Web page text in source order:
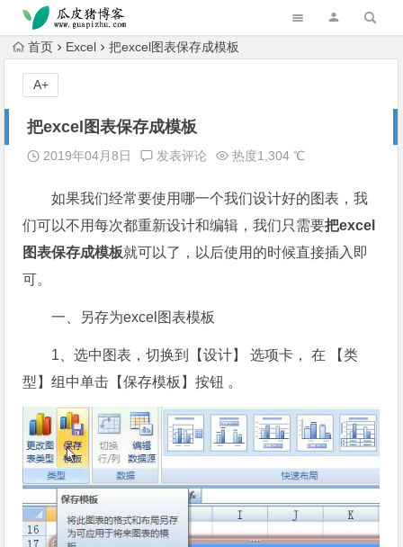
跳转到主内容
首页 Excel 把excel图表保存成模板
把excel图表保存成模板
2019年04月8日 发表评论 热度1,304 ℃
如果我们经常要使用哪一个我们设计好的图表，我
们可以不用每次都重新设计和编辑，我们只需要把excel
图表保存成模板就可以了，以后使用的时候直接插入即
可。
一、另存为excel图表模板
1、选中图表，切换到【设计】 选项卡， 在 【类
型】组中单击【保存模板】按钮 。
A+